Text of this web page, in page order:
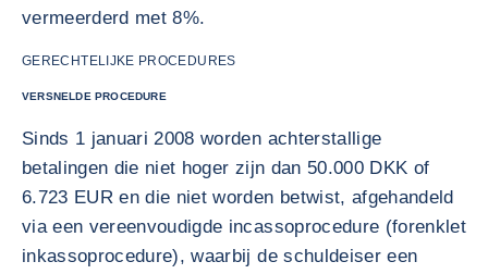
vermeerderd met 8%.
GERECHTELIJKE PROCEDURES
VERSNELDE PROCEDURE
Sinds 1 januari 2008 worden achterstallige
betalingen die niet hoger zijn dan 50.000 DKK of
6.723 EUR en die niet worden betwist, afgehandeld
via een vereenvoudigde incassoprocedure (forenklet
inkassoprocedure), waarbij de schuldeiser een